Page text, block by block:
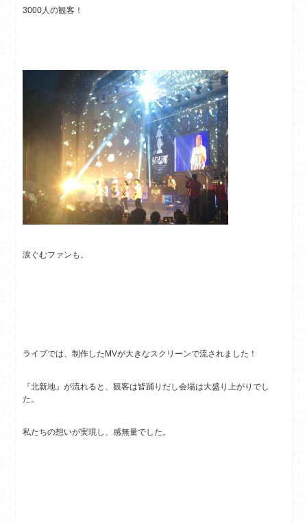
3000人の観客！
涙ぐむファンも。
ライブでは、制作したMVが大きなスクリーンで流されました！
『北新地』が流れると、観客は皆踊りだし会場は大盛り上がりでし
た。
私たちの想いが実現し、感無量でした。